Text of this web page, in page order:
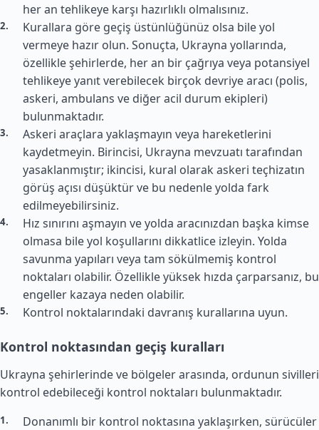
her an tehlikeye karşı hazırlıklı olmalısınız.
Kurallara göre geçiş üstünlüğünüz olsa bile yol
vermeye hazır olun. Sonuçta, Ukrayna yollarında,
özellikle şehirlerde, her an bir çağrıya veya potansiyel
tehlikeye yanıt verebilecek birçok devriye aracı (polis,
askeri, ambulans ve diğer acil durum ekipleri)
bulunmaktadır.
Askeri araçlara yaklaşmayın veya hareketlerini
kaydetmeyin. Birincisi, Ukrayna mevzuatı tarafından
yasaklanmıştır; ikincisi, kural olarak askeri teçhizatın
görüş açısı düşüktür ve bu nedenle yolda fark
edilmeyebilirsiniz.
Hız sınırını aşmayın ve yolda aracınızdan başka kimse
olmasa bile yol koşullarını dikkatlice izleyin. Yolda
savunma yapıları veya tam sökülmemiş kontrol
noktaları olabilir. Özellikle yüksek hızda çarparsanız, bu
engeller kazaya neden olabilir.
Kontrol noktalarındaki davranış kurallarına uyun.
Kontrol noktasından geçiş kuralları
Ukrayna şehirlerinde ve bölgeler arasında, ordunun sivilleri
kontrol edebileceği kontrol noktaları bulunmaktadır.
Donanımlı bir kontrol noktasına yaklaşırken, sürücüler